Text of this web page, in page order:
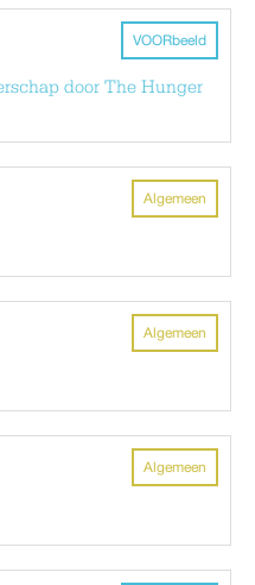
VOORbeeld
door The Hunger
Algemeen
Algemeen
Algemeen